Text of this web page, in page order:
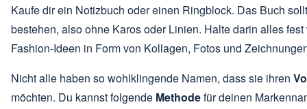
Kaufe dir ein Notizbuch oder einen Ringblock. Das Buch
bestehen, also ohne Karos oder Linien. Halte darin alles
Fashion-Ideen in Form von Kollagen, Fotos und
Nicht alle haben so wohlklingende Namen, dass sie ihren
möchten. Du kannst folgende Methodefür deinen